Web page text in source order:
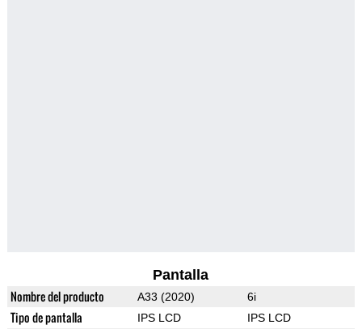
Pantalla
Nombre del producto A33 (2020) 6i
Tipo de pantalla IPS LCD IPS LCD